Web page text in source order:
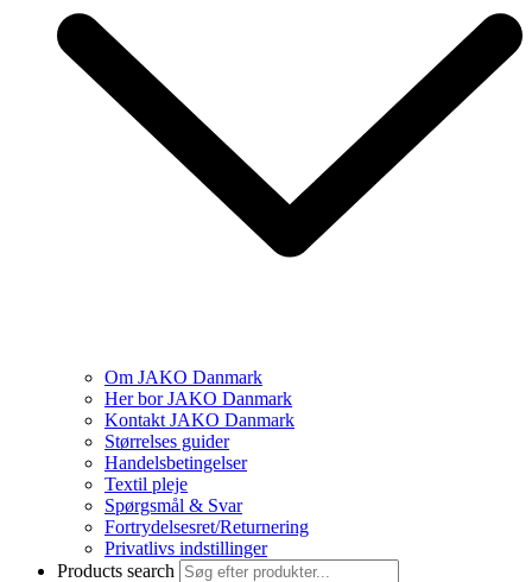
Om JAKO Danmark
Her bor JAKO Danmark
Kontakt JAKO Danmark
Størrelses guider
Handelsbetingelser
Textil pleje
Spørgsmål & Svar
Fortrydelsesret/Returnering
Privatlivs indstillinger
Products search